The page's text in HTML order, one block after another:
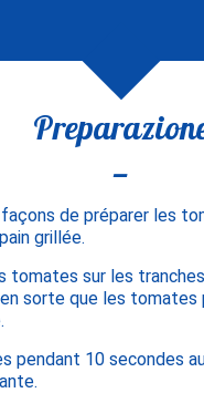
de préparer les
grillée.
tomates sur les
sorte que les tomates
pendant 10 secondes